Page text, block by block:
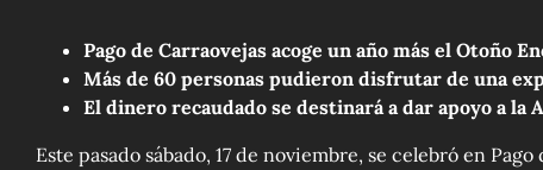
Pago de Carraovejas acoge un año más el Otoño
Más de 60 personas pudieron disfrutar de una
El dinero recaudado se destinará a dar apoyo a la
Este pasado sábado, 17 de noviembre, se celebró en